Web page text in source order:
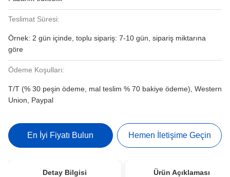
Teslimat Süresi:
Örnek: 2 gün içinde, toplu sipariş: 7-10 gün, sipariş miktarına
göre
Ödeme Koşulları:
T/T (% 30 peşin ödeme, mal teslim % 70 bakiye ödeme), Western
Union, Paypal
En İyi Fiyatı Bulun Hemen İletişime Geçin
Detay Bilgisi Ürün Açıklaması